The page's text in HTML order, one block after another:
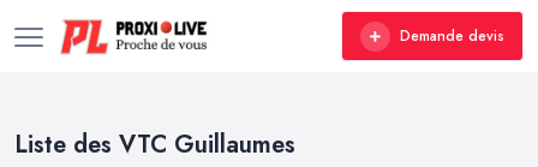
Demande devis
Liste des VTC Guillaumes